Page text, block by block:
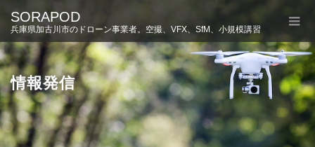
SORAPOD
兵庫県加古川市のドローン事業者。空撮、VFX、SfM、小規模講習
情報発信